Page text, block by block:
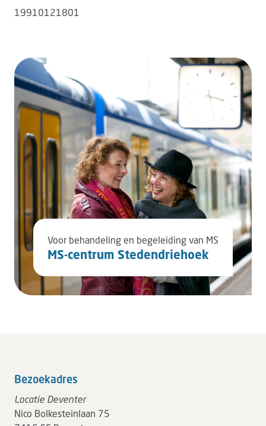
19910121801
Voor behandeling en begeleiding van MS
MS-centrum Stedendriehoek
Bezoekadres
Locatie Deventer
Nico Bolkesteinlaan 75